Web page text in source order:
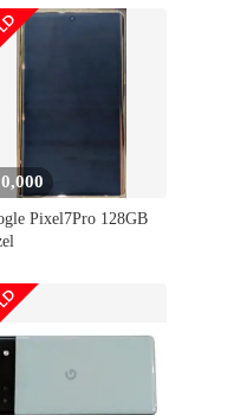
Pixel7Pro 128GB